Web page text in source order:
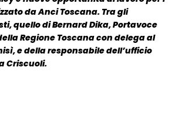
da Anci Toscana. Tra gli
quello di Bernard Dika, Portavoce
Regione Toscana con delega al
e della responsabile dell’ufficio
Criscuoli.